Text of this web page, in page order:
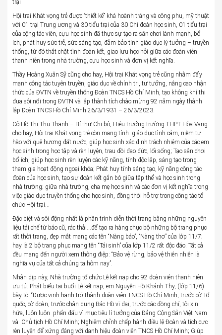
trại
Hội trại Khát vọng trẻ được “thiết kế” khá hoành tráng và công phu, mỹ thuật
với 01 trại Trung ương và 30 tiểu trại của 30 Chi đoàn học sinh, 01 tiểu trại
của cộng tác viên, cựu học sinh đã thực sự tạo ra sân chơi lành mạnh, bổ
ích, phát huy sức trẻ, sức sáng tạo, đảm bảo tính giáo dục lý tưởng – truyền
thống, từ đó thắt chặt tình đoàn kết, giao lưu học hỏi giữa các đoàn viên
thanh niên trong nhà trường, cựu học sinh và đơn vị kết nghĩa.
Thầy Hoàng Xuân Sỹ cũng cho hay, Hội trại Khát vọng trẻ cũng nhằm đẩy
mạnh công tác tuyên truyền, giáo dục về chính trị, tư tưởng, nâng cao nhận
thức của ĐVTN về truyền thống Đoàn TNCS Hồ Chí Minh, tạo không khí thi
đua sôi nổi trong ĐVTN và lập thành tích chào mừng 92 năm ngày thành
lập Đoàn TNCS Hồ Chí Minh 26/3/1931 – 26/3/2023.
Cô Hồ Thị Thu Thanh – Bí thư Chi bộ, Hiệu trưởng trường THPT Hòa Vang
cho hay, Hội trại Khát vọng trẻ còn mang tính giáo dục tình cảm, niềm tự
hào với quê hương đất nước, giúp học sinh xác định trách nhiệm của các em
học sinh trong học tập và rèn luyện, trau dồi đạo đức, lối sống; Tạo sân chơi
bổ ích, giúp học sinh rèn luyện các kỹ năng, tính độc lập, sáng tạo trong
tham gia hoạt động ngoại khóa; Phát huy tính sáng tạo, kỹ năng công tác
đoàn của học sinh, tạo sự đoàn kết gắn bó giữa tập thể và học sinh trong
nhà trường; giữa nhà trường, cha mẹ học sinh và các đơn vị kết nghĩa trong
việc giáo dục truyền thống cho học sinh, đồng thời hỗ trợ trong công tác tổ
chức Hội trại…
Đặc biệt và sôi động nhất là phần trình diễn thời trang bằng những nguyên
liệu tái chế từ báo cũ, rác thải…để tạo ra hàng chục bộ những bộ trang phục
rất thời trang, đẹp mắt mang các tên “Nàng báo”, “Nàng thơ” của lớp 11/7;
hay là 2 bộ trang phục mang tên “Tái sinh” của lớp 11/2 rất độc đáo. Tất cả
đều mang đến người xem thông điệp: “Bảo vệ rừng, bảo vệ thiên nhiên là
nghĩa vụ của tất cả chúng ta hôm nay”.
Nhân dịp này, Nhà trường tổ chức Lễ kết nạp cho 92 đoàn viên thanh niên
ưu tú. Phát biểu tại buổi Lễ kết nạp, em Nguyễn Hồ Khánh Thy, (lớp 11/6)
bày tỏ: “Được vinh hạnh trở thành đoàn viên TNCS Hồ Chí Minh, trước cờ Tổ
quốc, cờ đoàn, trước chân dung Bác Hồ vĩ đại, trước các đồng chí, tôi xin
hứa, luôn luôn phấn đấu vì mục tiêu lí tưởng của Đảng Cộng Sản Việt Nam
và Chủ tịch Hồ Chí Minh; Nghiêm chỉnh chấp hành điều lệ Đoàn và tích cực
rèn luyện để xứng đáng với danh hiệu đoàn viên TNCS Hồ Chí Minh; Giúp